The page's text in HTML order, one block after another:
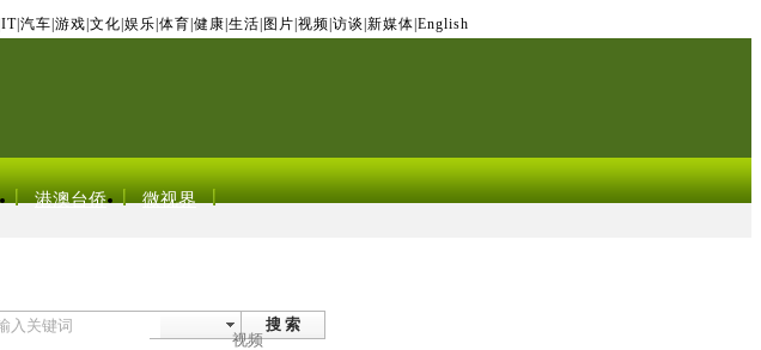
IT| 汽车 游戏 文化 娱乐 体育 健康 生活 图片 视频 访谈 新媒体 English
港澳台侨 微视界
搜 索
视频